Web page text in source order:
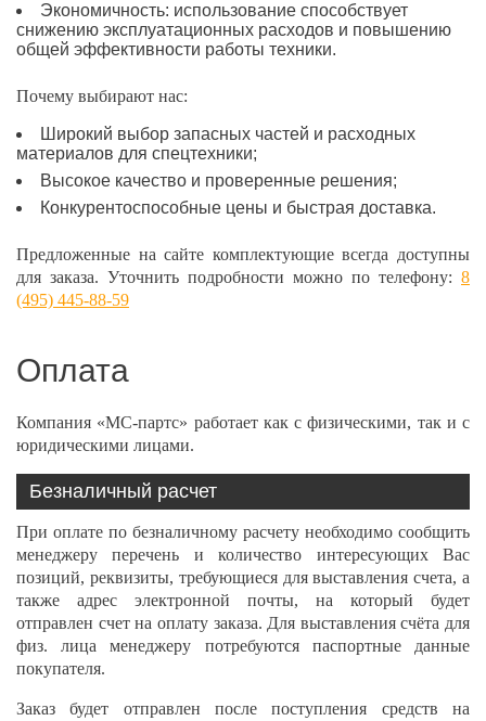
Экономичность: использование способствует
снижению эксплуатационных расходов и повышению
общей эффективности работы техники.
Почему выбирают нас:
Широкий выбор запасных частей и расходных
материалов для спецтехники;
Высокое качество и проверенные решения;
Конкурентоспособные цены и быстрая доставка.
Предложенные на сайте комплектующие всегда доступны
для заказа. Уточнить подробности можно по телефону: 8
(495) 445-88-59
Оплата
Компания «МС-партс» работает как с физическими, так и с
юридическими лицами.
Безналичный расчет
При оплате по безналичному расчету необходимо сообщить
менеджеру перечень и количество интересующих Вас
позиций, реквизиты, требующиеся для выставления счета, а
также адрес электронной почты, на который будет
отправлен счет на оплату заказа. Для выставления счёта для
физ. лица менеджеру потребуются паспортные данные
покупателя.
Заказ будет отправлен после поступления средств на